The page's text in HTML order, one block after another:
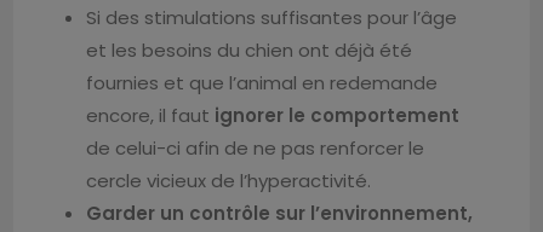
Si des stimulations suffisantes pour l’âge
et les besoins du chien ont déjà été
fournies et que l’animal en redemande
encore, il faut ignorer le comportement
de celui-ci afin de ne pas renforcer le
cercle vicieux de l’hyperactivité.
Garder un contrôle sur l’environnement,